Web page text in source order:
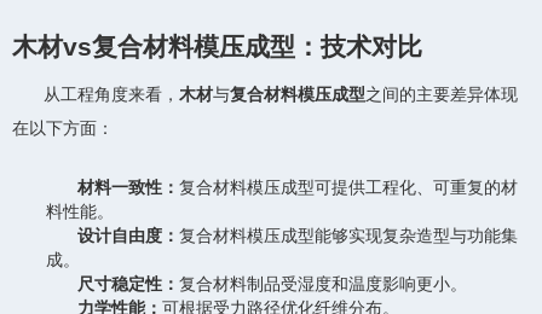
木材vs复合材料模压成型：技术对比
从工程角度来看， 木材与复合材料模压成型之间的主要差异体现
在以下方面：
材料一致性： 复合材料模压成型可提供工程化、可重复的材
料性能。
设计自由度： 复合材料模压成型能够实现复杂造型与功能集
成。
尺寸稳定性： 复合材料制品受湿度和温度影响更小。
力学性能： 可根据受力路径优化纤维分布。